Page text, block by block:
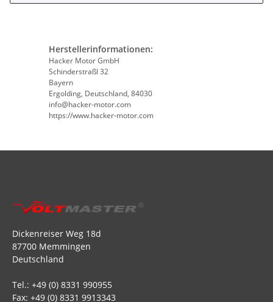
Herstellerinformationen:
Hacker Motor GmbH
Schinderstraßl 32
Bayern
Ergolding, Deutschland, 84030
info@hacker-motor.com
https://www.hacker-motor.com
Dickenreiser Weg 18d
87700 Memmingen
Deutschland
Tel.: +49 (0) 8331 990955
Fax: +49 (0) 8331 9913343